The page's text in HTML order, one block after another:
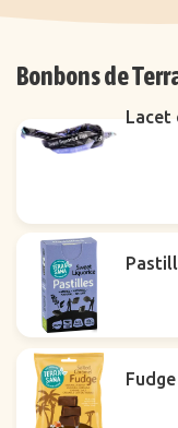
Bonbons de
Lacet